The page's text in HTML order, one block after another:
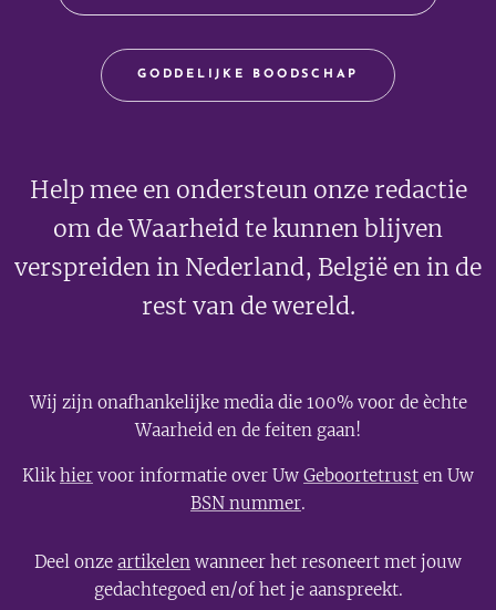
GODDELIJKE BOODSCHAP
Help mee en ondersteun onze redactie
om de Waarheid te kunnen blijven
verspreiden in Nederland, België en in de
rest van de wereld.
Wij zijn onafhankelijke media die 100% voor de èchte
Waarheid en de feiten gaan!
Klikhier voor informatie over Uw Geboortetrust en Uw
BSN nummer.
Deel onze artikelen wanneer het resoneert met jouw
gedachtegoed en/of het je aanspreekt.